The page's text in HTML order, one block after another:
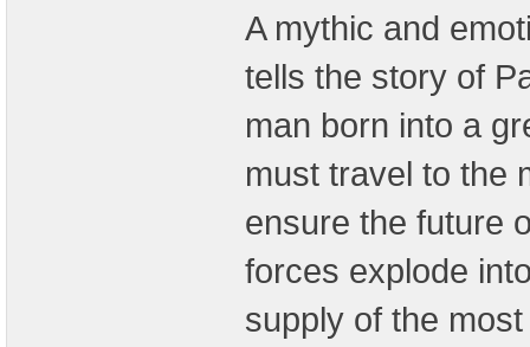
A mythic and
tells the story of
man born into a
must travel to the
ensure the future
forces explode
supply of the